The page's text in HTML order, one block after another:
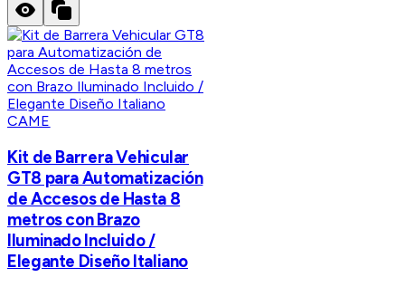
CAME
Kit de Barrera Vehicular
GT8 para Automatización
de Accesos de Hasta 8
metros con Brazo
Iluminado Incluido /
Elegante Diseño Italiano